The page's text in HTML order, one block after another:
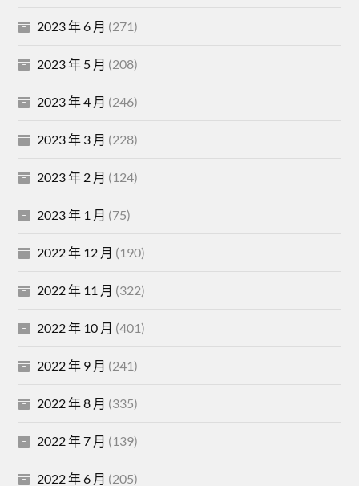
2023 年 6 月 (271)
2023 年 5 月 (208)
2023 年 4 月 (246)
2023 年 3 月 (228)
2023 年 2 月 (124)
2023 年 1 月 (75)
2022 年 12 月 (190)
2022 年 11 月 (322)
2022 年 10 月 (401)
2022 年 9 月 (241)
2022 年 8 月 (335)
2022 年 7 月 (139)
2022 年 6 月 (205)